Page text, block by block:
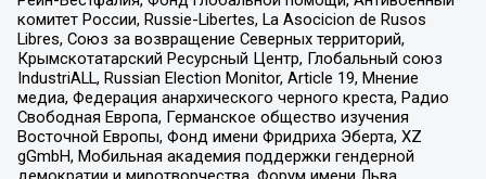
комитет России, Russie-Libertes, La Asocicion de Rusos
Libres, Союз за возвращение Северных территорий,
Крымскотатарский Ресурсный Центр, Глобальный союз
IndustriALL, Russian Election Monitor, Article 19, Мнение
медиа, Федерация анархического черного креста, Радио
Свободная Европа, Германское общество изучения
Восточной Европы, Фонд имени Фридриха Эберта, XZ
gGmbH, Мобильная академия поддержки гендерной